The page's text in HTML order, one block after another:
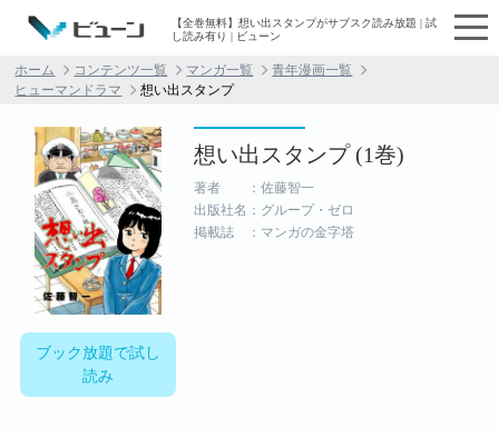
【全巻無料】想い出スタンプがサブスク読み放題 | 試
し読み有り | ビューン
ホーム コンテンツ一覧 マンガ一覧
青年漫画一覧
ヒューマンドラマ
想い出スタンプ
ブック放題で試し
読み
想い出スタンプ (1巻)
著者 ：佐藤智一
出版社名：グループ・ゼロ
掲載誌 ：マンガの金字塔